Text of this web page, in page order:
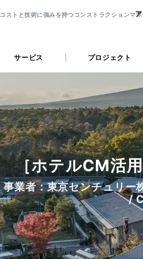
コストと技術に強みを持つコンストラクションマ
サービス プロジェクト
［ホテルCM活
事業者：東京センチュリー
/